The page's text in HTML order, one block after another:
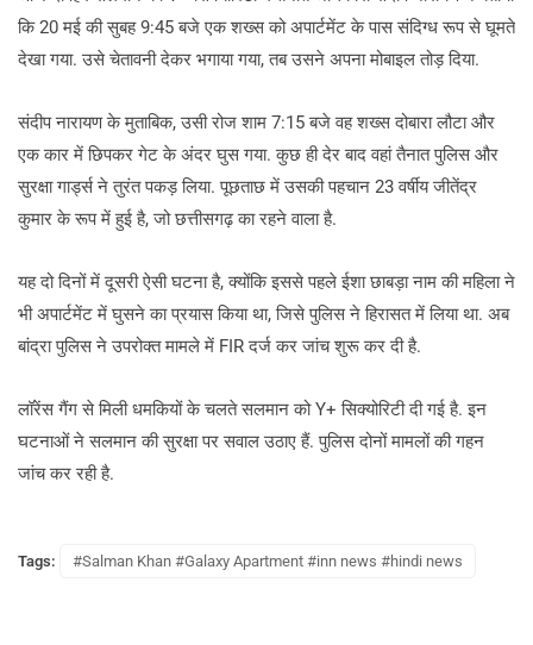
कि 20 मई की सुबह 9:45 बजे एक शख्‍स को अपार्टमेंट के पास संदिग्ध रूप से घूमते
देखा गया. उसे चेतावनी देकर भगाया गया, तब उसने अपना मोबाइल तोड़ दिया.
संदीप नारायण के मुताबिक, उसी रोज शाम 7:15 बजे वह शख्‍स दोबारा लौटा और
एक कार में छिपकर गेट के अंदर घुस गया. कुछ ही देर बाद वहां तैनात पुलिस और
सुरक्षा गार्ड्स ने तुरंत पकड़ लिया. पूछताछ में उसकी पहचान 23 वर्षीय जीतेंद्र
कुमार के रूप में हुई है, जो छत्तीसगढ़ का रहने वाला है.
यह दो दिनों में दूसरी ऐसी घटना है, क्योंकि इससे पहले ईशा छाबड़ा नाम की महिला ने
भी अपार्टमेंट में घुसने का प्रयास किया था, जिसे पुलिस ने हिरासत में लिया था. अब
बांद्रा पुलिस ने उपरोक्‍त मामले में FIR दर्ज कर जांच शुरू कर दी है.
लॉरेंस गैंग से मिली धमकियों के चलते सलमान को Y+ सिक्योरिटी दी गई है. इन
घटनाओं ने सलमान की सुरक्षा पर सवाल उठाए हैं. पुलिस दोनों मामलों की गहन
जांच कर रही है.
Tags: #Salman Khan #Galaxy Apartment #inn news #hindi news